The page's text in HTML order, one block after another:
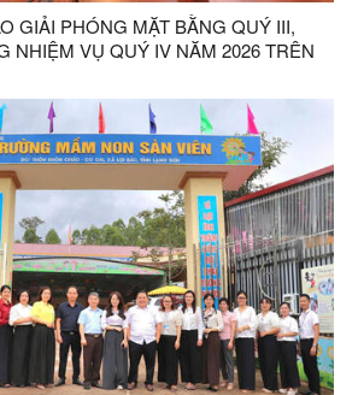
GIẢI PHÓNG MẶT BẰNG QUÝ III,
NHIỆM VỤ QUÝ IV NĂM 2026 TRÊN